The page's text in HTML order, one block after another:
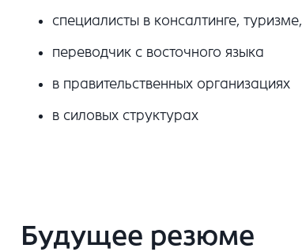
специалисты в консалтинге, туризме,
переводчик с восточного языка
в правительственных организациях
в силовых структурах
Будущее резюме